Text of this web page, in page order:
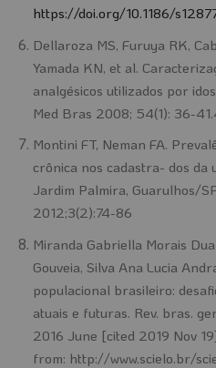
https://doi.org/10.1186/
Dellaroza MS, Furuya RK,
Yamada KN, et al.
analgésicos utilizados por
Med Bras 2008; 54(1): 36-
Montini FT, Neman FA.
crônica nos cadastra- dos da
Jardim Palmira, Guarulhos/
2012;3(2):74-86
Miranda Gabriella Morais
Gouveia, Silva Ana Lucia
populacional brasileiro:
atuais e futuras. Rev. bras.
2016 June [cited 2019 Nov
from: http://www.scielo.br/